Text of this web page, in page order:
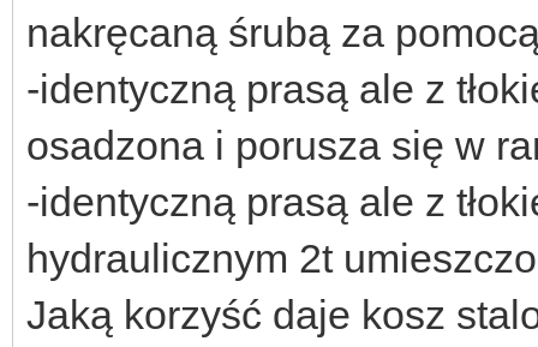
nakręcaną śrubą za
-identyczną prasą ale z
osadzona i porusza się w
-identyczną prasą ale z
hydraulicznym 2t
Jaką korzyść daje kosz